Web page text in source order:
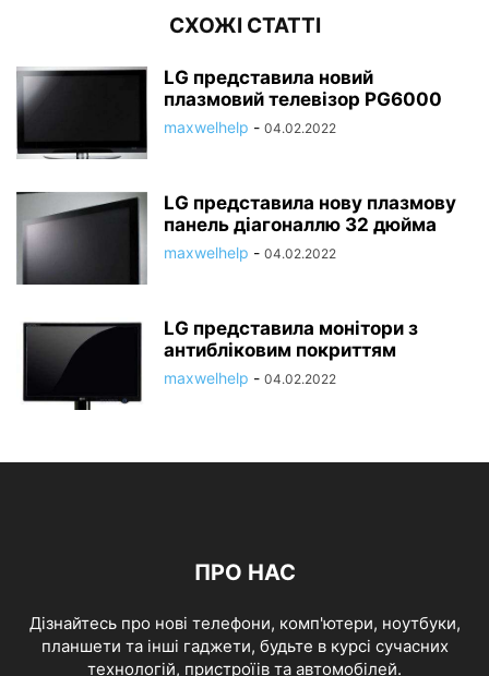
СХОЖІ СТАТТІ
LG представила новий
плазмовий телевізор PG6000
maxwelhelp - 04.02.2022
LG представила нову плазмову
панель діагоналлю 32 дюйма
maxwelhelp - 04.02.2022
LG представила монітори з
антибліковим покриттям
maxwelhelp - 04.02.2022
ПРО НАС
Дізнайтесь про нові телефони, комп'ютери, ноутбуки,
планшети та інші гаджети, будьте в курсі сучасних
технологій, пристроїів та автомобілей.